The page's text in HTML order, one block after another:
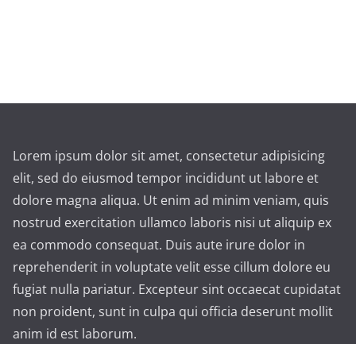
Lorem ipsum dolor sit amet, consectetur adipisicing
elit, sed do eiusmod tempor incididunt ut labore et
dolore magna aliqua. Ut enim ad minim veniam, quis
nostrud exercitation ullamco laboris nisi ut aliquip ex
ea commodo consequat. Duis aute irure dolor in
reprehenderit in voluptate velit esse cillum dolore eu
fugiat nulla pariatur. Excepteur sint occaecat cupidatat
non proident, sunt in culpa qui officia deserunt mollit
anim id est laborum.